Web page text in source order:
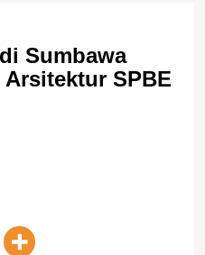
Sumbawa
SPBE